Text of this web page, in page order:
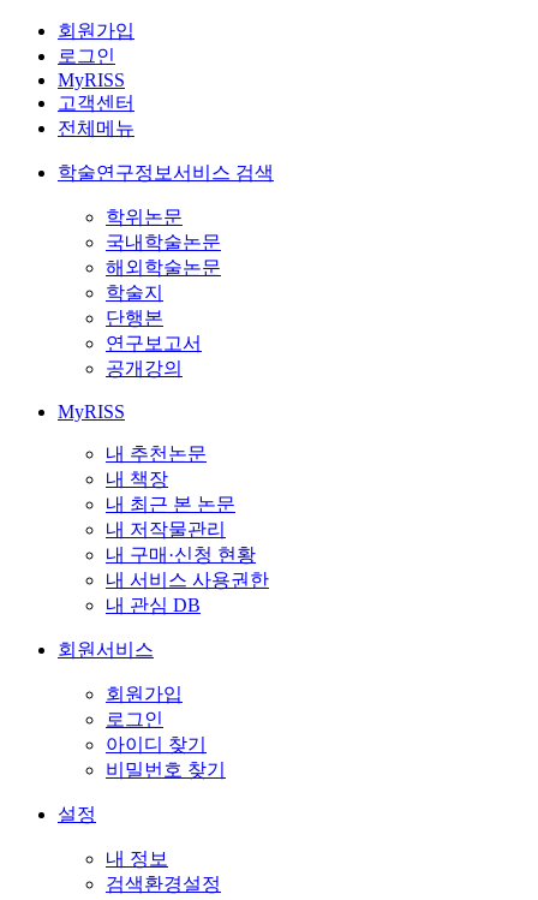
회원가입
로그인
MyRISS
고객센터
전체메뉴
학술연구정보서비스 검색
학위논문
국내학술논문
해외학술논문
학술지
단행본
연구보고서
공개강의
MyRISS
내 추천논문
내 책장
내 최근 본 논문
내 저작물관리
내 구매·신청 현황
내 서비스 사용권한
내 관심 DB
회원서비스
회원가입
로그인
아이디 찾기
비밀번호 찾기
설정
내 정보
검색환경설정